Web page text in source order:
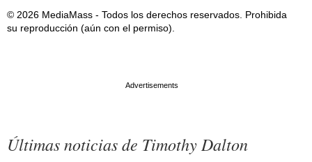
© 2026 MediaMass - Todos los derechos reservados. Prohibida
su reproducción (aún con el permiso).
Últimas noticias de Timothy Dalton